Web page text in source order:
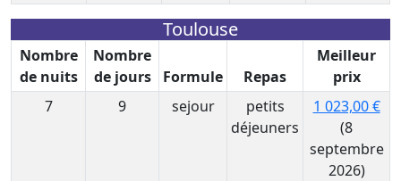
Toulouse
Nombre
de nuits
Nombre
de jours
Formule Repas
Meilleur
prix
7
9 sejour
petits
déjeuners
1 023,00 €
(8
septembre
2026)